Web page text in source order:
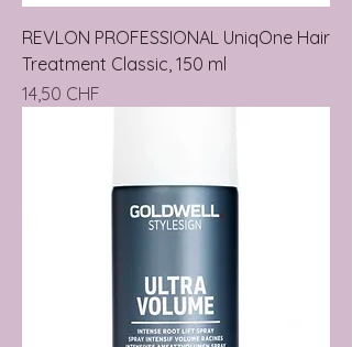
REVLON PROFESSIONAL UniqOne Hair
Treatment Classic, 150 ml
Precio
14,50 CHF